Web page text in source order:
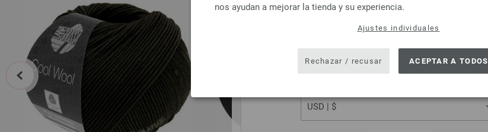
USA - The United States of America
nos ayudan a mejorar la tienda y su experiencia.
Ajustes individuales
Rechazar / recusar ACEPTAR A TODOS
prev